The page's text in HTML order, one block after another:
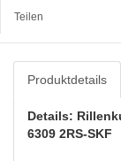
Teilen
Produktdetails
Details:
6309 2RS-SKF